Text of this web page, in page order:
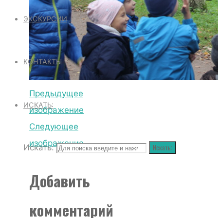
ЭКСКУРСИИ
КОНТАКТЫ
ИСКАТЬ:
Искать: Искать:
Предыдущее
изображение
Следующее
изображение
Добавить
комментарий